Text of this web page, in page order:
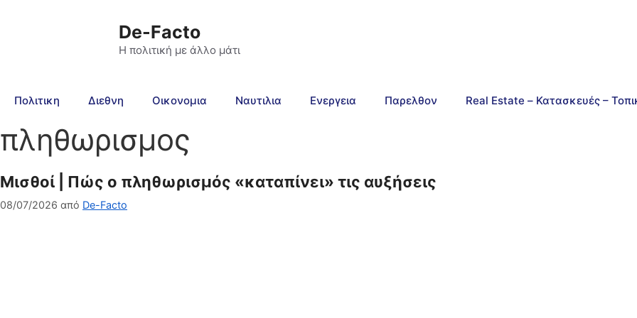
De-Facto
Η πολιτική με άλλο μάτι
Πολιτικη Διεθνη Οικονομια Ναυτιλια Ενεργεια Παρελθον Real Estate – Κατασκευές –
πληθωρισμος
Μισθοί | Πώς ο πληθωρισμός «καταπίνει» τις αυξήσεις
08/07/2026 από De-Facto